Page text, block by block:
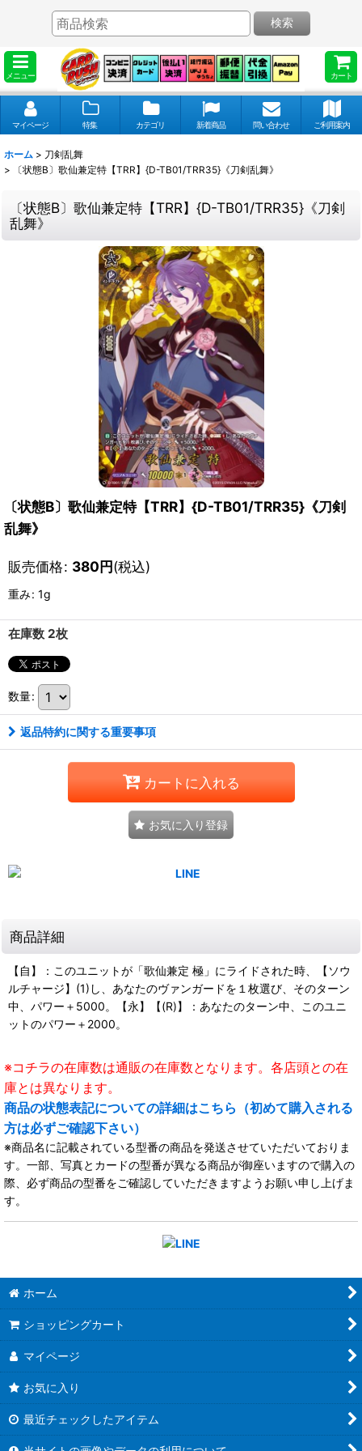
メニュー カート
検索
マイページ 特集 カテゴリ 新着商品 問い合わせ ご利用案内
ホーム > 刀剣乱舞
>
〔状態B〕歌仙兼定特【TRR】{D-TB01/TRR35}《刀剣乱舞》
〔状態B〕歌仙兼定特【TRR】{D-TB01/TRR35}《刀剣
乱舞》
〔状態B〕歌仙兼定特【TRR】{D-TB01/TRR35}《刀剣
乱舞》
販売価格: 380円(税込)
重み: 1g
在庫数 2枚
数量:
返品特約に関する重要事項
カートに入れる
お気に入り登録
商品詳細
【自】：このユニットが「歌仙兼定 極」にライドされた時、【ソウ
ルチャージ】(1)し、あなたのヴァンガードを１枚選び、そのターン
中、パワー＋5000。【永】【(R)】：あなたのターン中、このユニ
ットのパワー＋2000。
※コチラの在庫数は通販の在庫数となります。各店頭との在
庫とは異なります。
商品の状態表記についての詳細はこちら（初めて購入される
方は必ずご確認下さい）
※商品名に記載されている型番の商品を発送させていただいておりま
す。一部、写真とカードの型番が異なる商品が御座いますので購入の
際、必ず商品の型番をご確認していただきますようお願い申し上げま
す。
ホーム
ショッピングカート
マイページ
お気に入り
最近チェックしたアイテム